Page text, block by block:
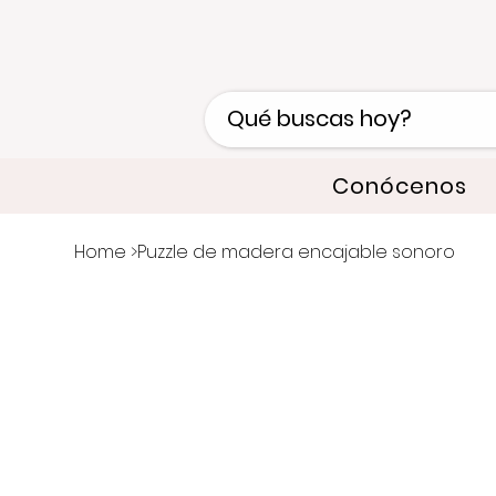
Conócenos
Home >Puzzle de madera encajable sonoro